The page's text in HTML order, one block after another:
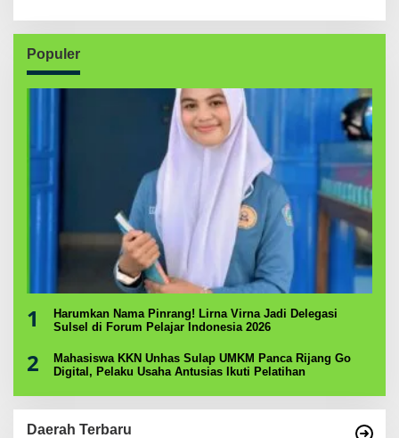
Populer
1
Harumkan Nama Pinrang! Lirna Virna Jadi Delegasi
Sulsel di Forum Pelajar Indonesia 2026
2
Mahasiswa KKN Unhas Sulap UMKM Panca Rijang Go
Digital, Pelaku Usaha Antusias Ikuti Pelatihan
Daerah Terbaru